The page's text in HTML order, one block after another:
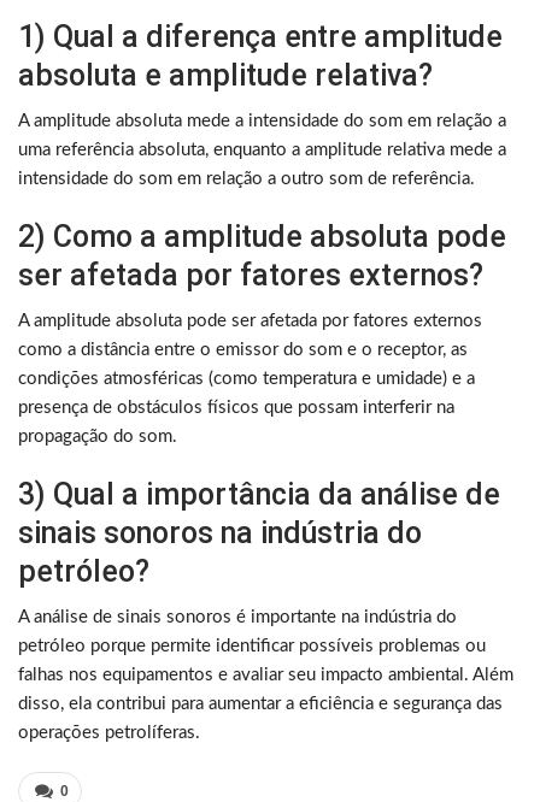
1) Qual a diferença entre amplitude
absoluta e amplitude relativa?
A amplitude absoluta mede a intensidade do som em relação a
uma referência absoluta, enquanto a amplitude relativa mede a
intensidade do som em relação a outro som de referência.
2) Como a amplitude absoluta pode
ser afetada por fatores externos?
A amplitude absoluta pode ser afetada por fatores externos
como a distância entre o emissor do som e o receptor, as
condições atmosféricas (como temperatura e umidade) e a
presença de obstáculos físicos que possam interferir na
propagação do som.
3) Qual a importância da análise de
sinais sonoros na indústria do
petróleo?
A análise de sinais sonoros é importante na indústria do
petróleo porque permite identificar possíveis problemas ou
falhas nos equipamentos e avaliar seu impacto ambiental. Além
disso, ela contribui para aumentar a eficiência e segurança das
operações petrolíferas.
0